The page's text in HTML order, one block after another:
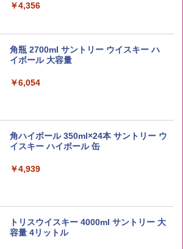
5kg 長野県産 令和7年産
米 5kg
5kg
￥4,356
角瓶 2700ml サントリー ウイスキー ハ
イボール 大容量
￥6,054
角ハイボール 350ml×24本 サントリー ウ
イスキー ハイボール 缶
￥4,939
トリスウイスキー 4000ml サントリー 大
容量 4リットル